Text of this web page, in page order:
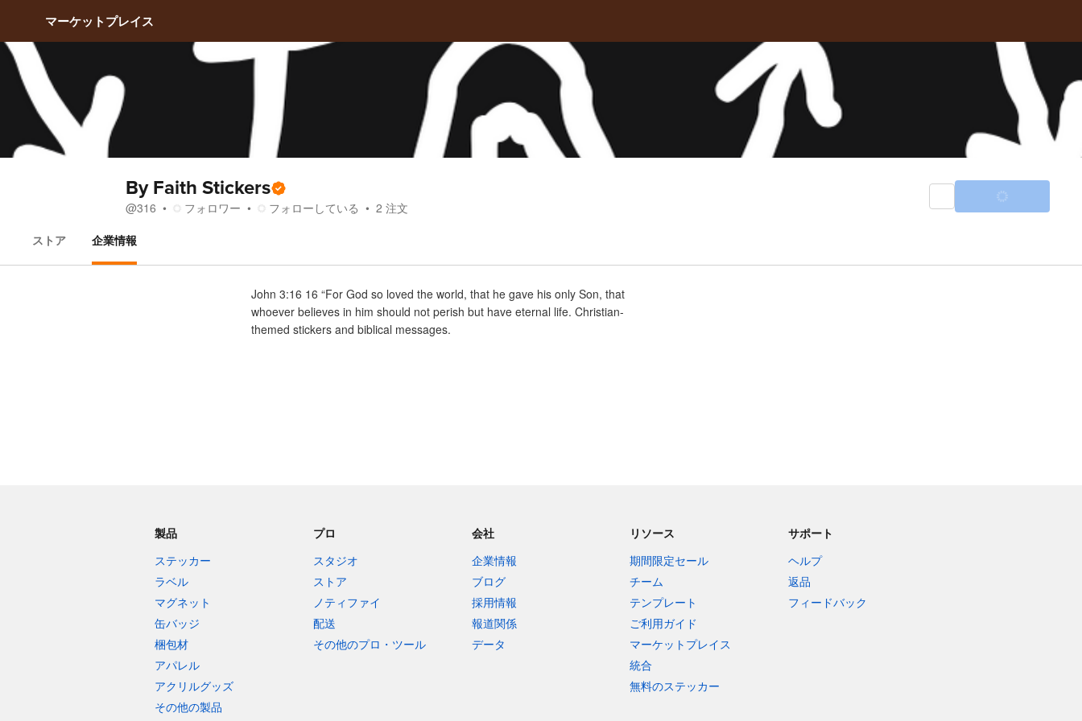
マーケットプレイス
By Faith Stickers
@316 フォロワー フォローしている 2 注文
ストア 企業情報
John 3:16 16 “For God so loved the world, that he gave his only Son, that
whoever believes in him should not perish but have eternal life. Christian-
themed stickers and biblical messages.
製品
ステッカー
ラベル
マグネット
缶バッジ
梱包材
アパレル
アクリルグッズ
その他の製品
プロ
スタジオ
ストア
ノティファイ
配送
その他のプロ・ツール
会社
企業情報
ブログ
採用情報
報道関係
データ
リソース
期間限定セール
チーム
テンプレート
ご利用ガイド
マーケットプレイス
統合
無料のステッカー
サポート
ヘルプ
返品
フィードバック